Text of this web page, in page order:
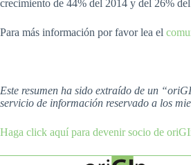
crecimiento de 44% del 2014 y del 26%
Para más información por favor lea el
Este resumen ha sido extraído de un
servicio de información reservado a los
Haga click aquí para devenir socio de